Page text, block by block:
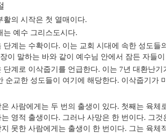
활의 시작은 첫 열매이다.
는 예수 그리스도시다.
단계는 수확이다. 이는 교회 시대에 속한 성도들
장이 말하는 바와 같이 예수님 안에서 잠든 자들
단계로 이삭줍기를 언급한다. 이는 7년 대환난기
순교한 성도들이 여기에 해당한다. 이삭줍기가
은 사람에게는 두 번의 출생이 있다. 첫째는 육체
영적 출생이다. 그러나 사망은 한 번이다. 그것
지 못한 사람에게는 출생이 한 번이다. 그는 육체